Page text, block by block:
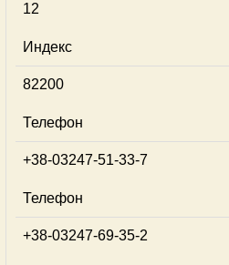
12
Индекс
82200
Телефон
+38-03247-51-33-7
Телефон
+38-03247-69-35-2